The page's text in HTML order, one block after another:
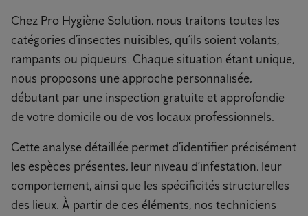
Chez Pro Hygiène Solution, nous traitons toutes les
catégories d’insectes nuisibles, qu’ils soient volants,
rampants ou piqueurs. Chaque situation étant unique,
nous proposons une approche personnalisée,
débutant par une inspection gratuite et approfondie
de votre domicile ou de vos locaux professionnels.
Cette analyse détaillée permet d’identifier précisément
les espèces présentes, leur niveau d’infestation, leur
comportement, ainsi que les spécificités structurelles
des lieux. À partir de ces éléments, nos techniciens